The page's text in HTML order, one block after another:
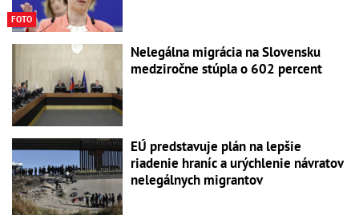
FOTO
Nelegálna migrácia na Slovensku
medziročne stúpla o 602 percent
EÚ predstavuje plán na lepšie
riadenie hraníc a urýchlenie návratov
nelegálnych migrantov